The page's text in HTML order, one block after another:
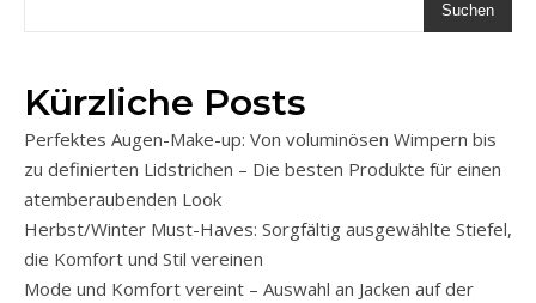
Suchen
Kürzliche Posts
Perfektes Augen-Make-up: Von voluminösen Wimpern bis
zu definierten Lidstrichen – Die besten Produkte für einen
atemberaubenden Look
Herbst/Winter Must-Haves: Sorgfältig ausgewählte Stiefel,
die Komfort und Stil vereinen
Mode und Komfort vereint – Auswahl an Jacken auf der